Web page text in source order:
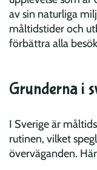
av sin naturliga
måltidstider och
förbättra alla
Grunderna i
I Sverige är
rutinen, vilket
överväganden.